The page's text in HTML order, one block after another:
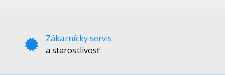
Zákaznícky servis
a starostlivosť